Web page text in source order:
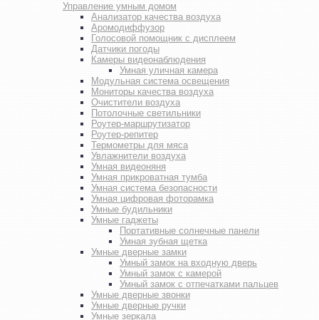
Управление умным домом
Анализатор качества воздуха
Аромодиффузор
Голосовой помощник с дисплеем
Датчики погоды
Камеры видеонаблюдения
Умная уличная камера
Модульная система освещения
Мониторы качества воздуха
Очистители воздуха
Потолочные светильники
Роутер-маршрутизатор
Роутер-репитер
Термометры для мяса
Увлажнители воздуха
Умная видеоняня
Умная прикроватная тумба
Умная система безопасности
Умная цифровая фоторамка
Умные будильники
Умные гаджеты
Портативные солнечные панели
Умная зубная щетка
Умные дверные замки
Умный замок на входную дверь
Умный замок с камерой
Умный замок с отпечатками пальцев
Умные дверные звонки
Умные дверные ручки
Умные зеркала